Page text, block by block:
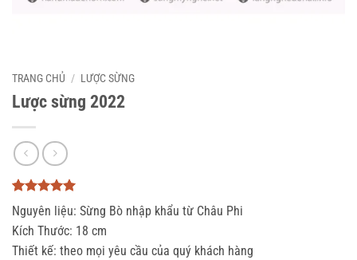
TRANG CHỦ / LƯỢC SỪNG
Lược sừng 2022
5trên 5
dựa trên
3
đánh giá
Nguyên liệu: Sừng Bò nhập khẩu từ Châu Phi
Kích Thước: 18 cm
Thiết kế: theo mọi yêu cầu của quý khách hàng